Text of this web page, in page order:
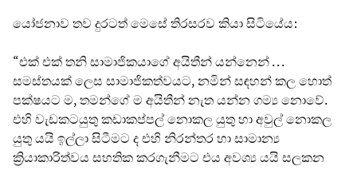
යෝජනාව තව දුරටත් මෙසේ තිරසරව කියා සිටියේය:
“එක් එක් තනි සාමාජිකයාගේ අයිතීන් යන්නෙන් . . .
සමස්තයක් ලෙස සාමාජිකත්වයට, නමින් සඳහන් කල හොත්
පක්ෂයට ම, තමන්ගේ ම අයිතීන් නැත යන්න ගම්‍ය නොවේ.
එහි වැඩකටයුතු කඩාකප්පල් නොකල යුතු හා අවුල් නොකල
යුතු යයි ඉල්ලා සිටීමට ද එහි නිරන්තර හා සාමාන්‍ය
ක්‍රියාකාරිත්වය සහතික කරගැනීමට එය අවශ්‍ය යයි සලකන